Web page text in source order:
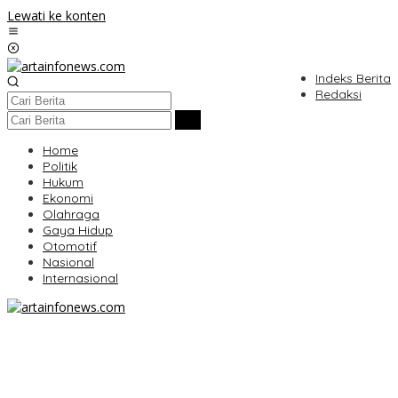
Lewati ke konten
Indeks Berita
Redaksi
Home
Politik
Hukum
Ekonomi
Olahraga
Gaya Hidup
Otomotif
Nasional
Internasional